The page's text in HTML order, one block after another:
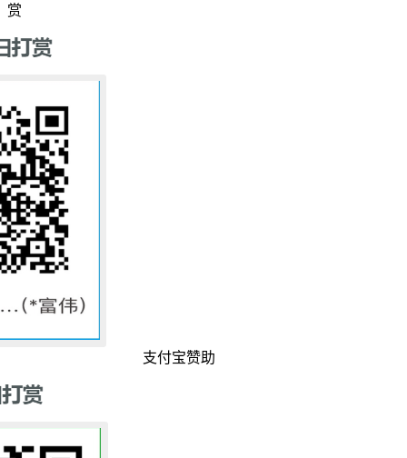
赏
支付宝赞助